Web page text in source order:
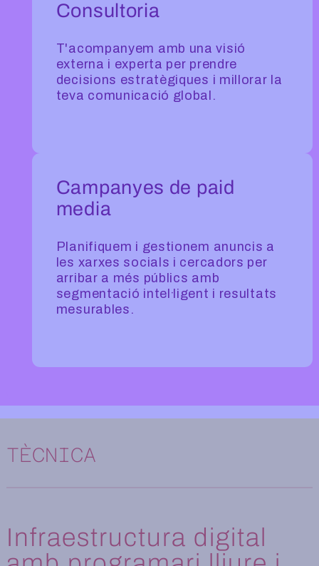
Consultoria
T'acompanyem amb una visió
externa i experta per prendre
decisions estratègiques i millorar la
teva comunicació global.
Campanyes de paid
media
Planifiquem i gestionem anuncis a
les xarxes socials i cercadors per
arribar a més públics amb
segmentació intel·ligent i resultats
mesurables.
TÈCNICA
Infraestructura digital